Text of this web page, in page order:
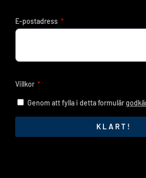
E-postadress
Villkor
Genom att fylla i detta formulär
KLART!